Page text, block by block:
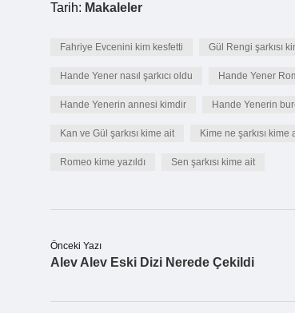
Tarih: Makaleler
Fahriye Evcenini kim kesfetti Gül Rengi şarkısı
Hande Yener nasıl şarkıcı oldu Hande Yener
Hande Yenerin annesi kimdir Hande Yenerin
Kan ve Gül şarkısı kime ait Kime ne şarkısı kime
Romeo kime yazıldı Sen şarkısı kime ait
Önceki Yazı
Alev Alev Eski Dizi Nerede Çekildi